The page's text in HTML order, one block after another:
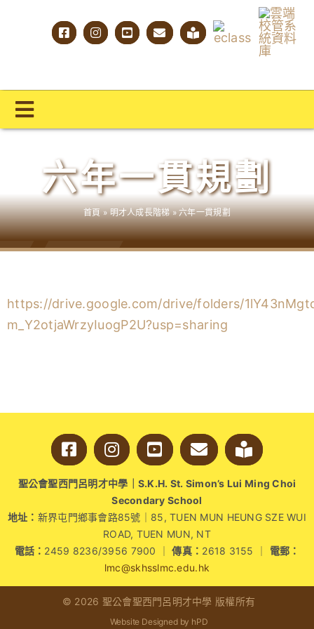
Toggle
學校概覽
明才人學習藍圖
明才人成長階梯
教師專業社群
學生成就與學校活動
下載區
六年一貫規劃
首頁»明才人成長階梯»六年一貫規劃
https://drive.google.com/drive/folders/
m_Y2otjaWrzyIuogP2U?usp=sharing
聖公會聖西門呂明才中學｜S.K.H. St. Simon’s Lui Ming Choi
Secondary School
地址： 新界屯門鄉事會路85號｜85, TUEN MUN HEUNG SZE WUI
ROAD, TUEN MUN, NT
電話： 2459 8236/3956 7900 ｜傳真： 2618 3155 ｜ 電郵：
lmc@skhsslmc.edu.hk
© 2026 聖公會聖西門呂明才中學 版權所有
Website Designed by hPD